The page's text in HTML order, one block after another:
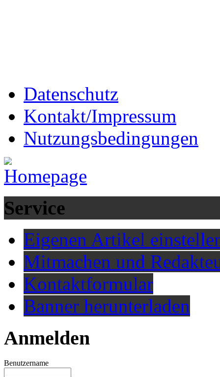
Datenschutz
Kontakt/Impressum
Nutzungsbedingungen
Service
Eigenen Artikel
Mitmachen und
Kontaktformular
Banner herunterladen
Anmelden
Benutzername